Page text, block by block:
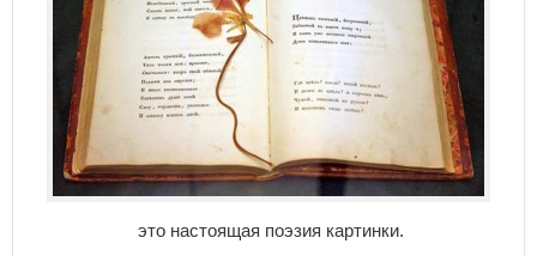
это настоящая поэзия картинки.